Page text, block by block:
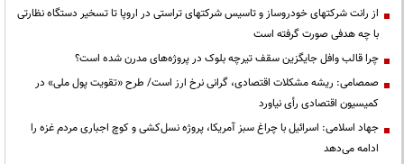
از رانت‌ شرکتهای خودروساز و تاسیس شرکتهای تراستی در اروپا تا تسخیر دستگاه نظارتی
با چه هدفی صورت گرفته است
چرا قالب وافل جایگزین سقف تیرچه بلوک در پروژه‌های مدرن شده است؟
صمصامی: ریشه مشکلات اقتصادی، گرانی نرخ ارز است/ طرح «تقویت پول ملی» در
کمیسیون اقتصادی رأی نیاورد
جهاد اسلامی: اسرائیل با چراغ سبز آمریکا، پروژه نسل‌کشی و کوچ اجباری مردم غزه را
ادامه می‌دهد